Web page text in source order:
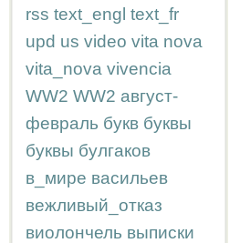
rss text_engl text_fr
upd us video vita nova
vita_nova vivencia
WW2 WW2 август-
февраль букв буквы
буквы булгаков
в_мире васильев
вежливый_отказ
виолончель выписки